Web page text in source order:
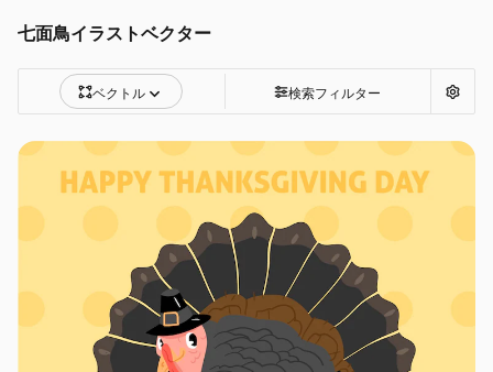
七面鳥イラストベクター
ベクトル 検索フィルター